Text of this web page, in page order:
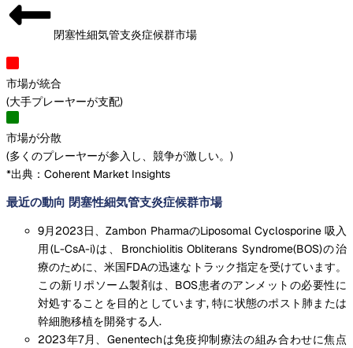
閉塞性細気管支炎症候群市場
市場が統合
(大手プレーヤーが支配)
市場が分散
(多くのプレーヤーが参入し、競争が激しい。 )
*出典：Coherent Market Insights
最近の動向 閉塞性細気管支炎症候群市場
9月2023日、Zambon PharmaのLiposomal Cyclosporine 吸入
用(L-CsA-i)は、Bronchiolitis Obliterans Syndrome(BOS)の治
療のために、米国FDAの迅速なトラック指定を受けています。
この新リポソーム製剤は、BOS患者のアンメットの必要性に
対処することを目的としています, 特に状態のポスト肺または
幹細胞移植を開発する人.
2023年7月、Genentechは免疫抑制療法の組み合わせに焦点